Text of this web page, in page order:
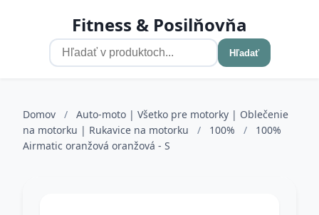
Fitness & Posilňovňa
Hľadať
Domov /
Auto-moto | Všetko pre motorky | Oblečenie
na motorku | Rukavice na motorku
/ 100% /
100%
Airmatic oranžová oranžová - S